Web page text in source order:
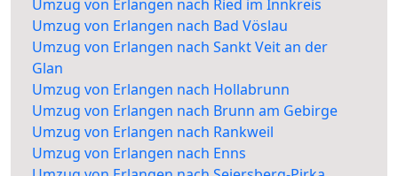
Umzug von Erlangen nach Ried im Innkreis
Umzug von Erlangen nach Bad Vöslau
Umzug von Erlangen nach Sankt Veit an der
Glan
Umzug von Erlangen nach Hollabrunn
Umzug von Erlangen nach Brunn am Gebirge
Umzug von Erlangen nach Rankweil
Umzug von Erlangen nach Enns